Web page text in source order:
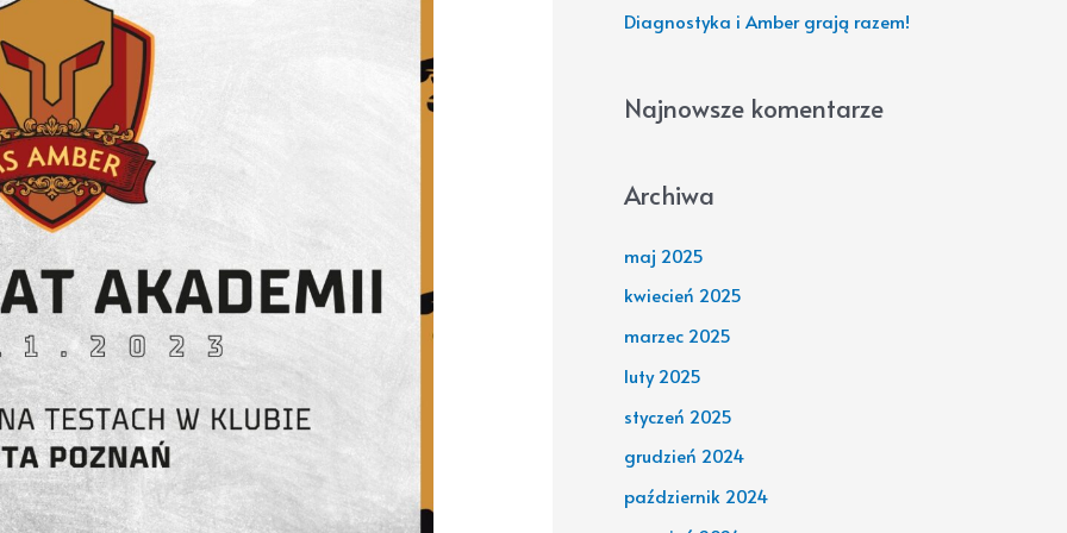
:Diagnostyka i Amber grają razem!
Najnowsze komentarze
Archiwa
maj 2025
kwiecień 2025
marzec 2025
luty 2025
styczeń 2025
grudzień 2024
październik 2024